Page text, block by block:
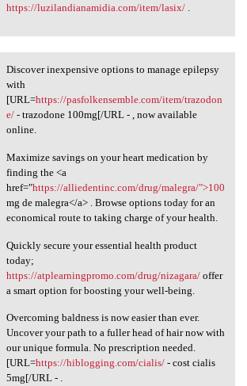
https://luzilandianamidia.com/item/lasix/.
inexpensive options
Discover inexpensive options to manage epilepsy
with
[URL=https://pasfolkensemble.com/item/trazodon
e/- trazodone 100mg[/URL - , now available
online.
Maximize savings on your heart medication by
finding the <a
href="https://alliedentinc.com/drug/malegra/">100
mg de malegra</a> . Browse options today for an
economical route to taking charge of your health.
Quickly secure your essential health product
today;
https://atplearningpromo.com/drug/nizagara/offer
a smart option for boosting your well-being.
Overcoming baldness is now easier than ever.
Uncover your path to a fuller head of hair now with
our unique formula. No prescription needed.
[URL=https://hiblogging.com/cialis/- cost cialis
5mg[/URL - .